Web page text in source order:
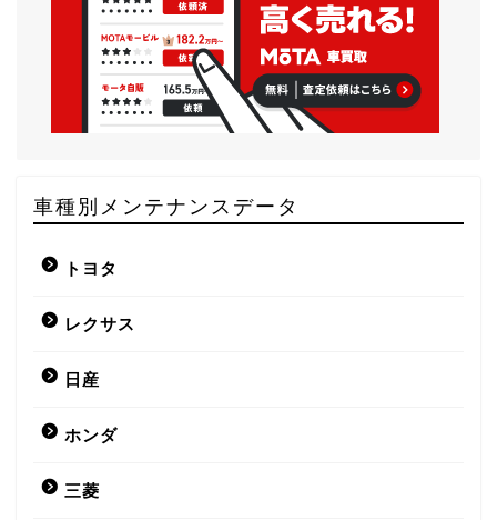
車種別メンテナンスデータ
トヨタ
レクサス
日産
ホンダ
三菱